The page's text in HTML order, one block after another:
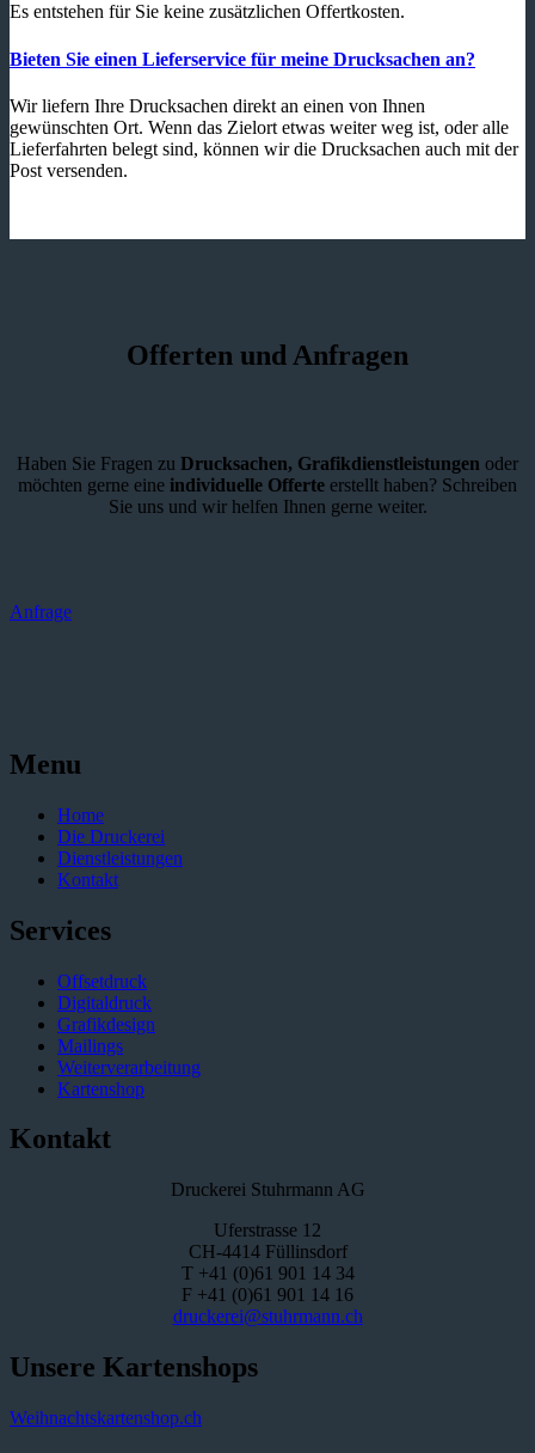
Es entstehen für Sie keine zusätzlichen Offertkosten.
Bieten Sie einen Lieferservice für meine Drucksachen an?
Wir liefern Ihre Drucksachen direkt an einen von Ihnen
gewünschten Ort. Wenn das Zielort etwas weiter weg ist, oder alle
Lieferfahrten belegt sind, können wir die Drucksachen auch mit der
Post versenden.
Offerten und Anfragen
Haben Sie Fragen zu Drucksachen, Grafikdienstleistungen oder
möchten gerne eine individuelle Offerte erstellt haben? Schreiben
Sie uns und wir helfen Ihnen gerne weiter.
Anfrage
Menu
Home
Die Druckerei
Dienstleistungen
Kontakt
Services
Offsetdruck
Digitaldruck
Grafikdesign
Mailings
Weiterverarbeitung
Kartenshop
Kontakt
Druckerei Stuhrmann AG
Uferstrasse 12
CH-4414 Füllinsdorf
T +41 (0)61 901 14 34
F +41 (0)61 901 14 16
druckerei@stuhrmann.ch
Unsere Kartenshops
Weihnachtskartenshop.ch